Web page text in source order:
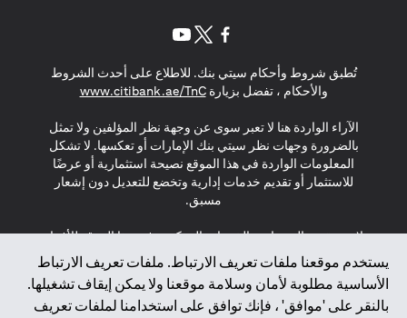
يستخدم موقعنا ملفات تعريف الارتباط. ملفات تعريف الارتباط
الأساسية مطلوبة لأمان وسلامة موقعنا ولا يمكن إيقاف تشغيلها.
بالنقر على 'موافق' ، فإنك توافق على استخدامنا لملفات تعريف
تُطبق شروط وأحكام سيتي بنك. للاطلاع على أحدث الشروط
والأحكام ، تفضل بزيارةwww.citibank.ae/TnC
in a new tab
الآراء الواردة هنا لا تعبر سوى عن وجهة نظر المؤلفين ولا تمثل
بالضرورة وجهات نظر سيتي بنك الإمارات أو تعكسها. لا تشكل
المعلومات الواردة في هذا الموقع نصيحة استثمارية أو عرضًا
للاستثمار أو تقديم خدمات إدارية وتخضع للتعديل دون إشعار
مسبق.
لا يتم تقديم المنتجات والخدمات المذكورة في هذا الموقع للأفراد
المقيمين في الاتحاد الأوروبي أو المنطقة الاقتصادية الأوروبية أو
سويسرا أو غيرنسي أو جيرسي أو موناكو أو سان مارينو أو
الفاتيكان أو جزيرة مان أو المملكة المتحدة أو خصوصية البيانات
(لائحة حماية البيانات العامة \ قانون حماية البيانات الشخصية